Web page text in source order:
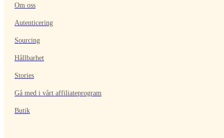
Om oss
Autenticering
Sourcing
Hållbarhet
Stories
Gå med i vårt affiliateprogram
Butik